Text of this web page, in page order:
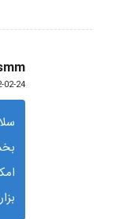
2022-02-24